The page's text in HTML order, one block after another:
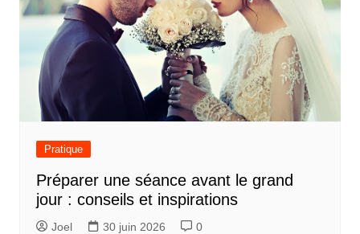
Pratique
Préparer une séance avant le grand
jour : conseils et inspirations
Joel 30 juin 2026 0